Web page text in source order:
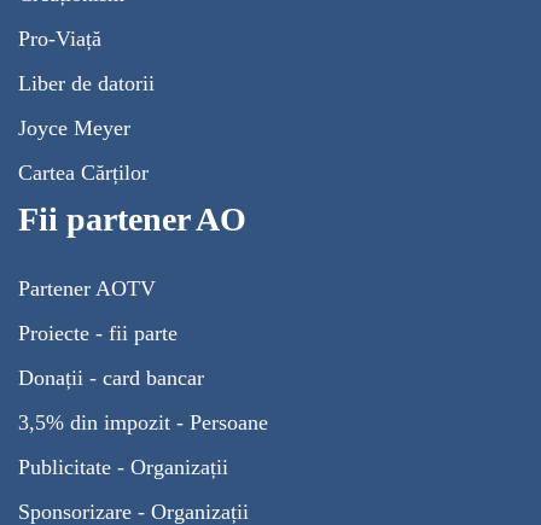
Pro-Viață
Liber de datorii
Joyce Meyer
Cartea Cărților
Fii partener AO
Partener AOTV
Proiecte - fii parte
Donații - card bancar
3,5% din impozit - Persoane
Publicitate - Organizații
Sponsorizare - Organizații